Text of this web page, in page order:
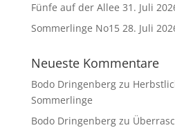
Fünfe auf der Allee 31. Juli
Sommerlinge No15 28. Juli
Neueste Kommentare
Bodo Dringenbergzu
Sommerlinge
Bodo Dringenbergzu